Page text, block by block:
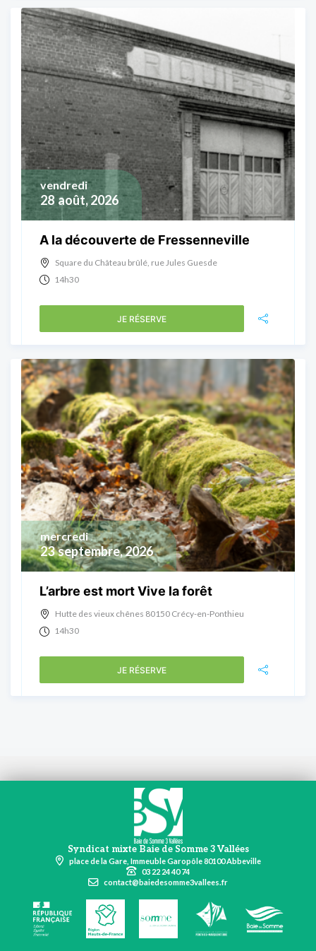
28 août, 2026
vendredi
A la découverte de Fressenneville
Square du Château brûlé, rue Jules Guesde
14h30
JE RÉSERVE
23 septembre, 2026
mercredi
L’arbre est mort Vive la forêt
Hutte des vieux chênes 80150 Crécy-en-Ponthieu
14h30
JE RÉSERVE
Syndicat mixte Baie de Somme 3 Vallées
place de la Gare, Immeuble Garopôle 80100 Abbeville
03 22 24 40 74
contact@baiedesomme3vallees.fr